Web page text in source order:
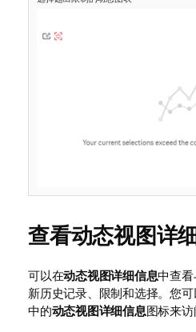
查看动态视图详
可以在动态视图详细信息中查
新历史记录、限制和选择。您
中的动态视图详细信息图标来访